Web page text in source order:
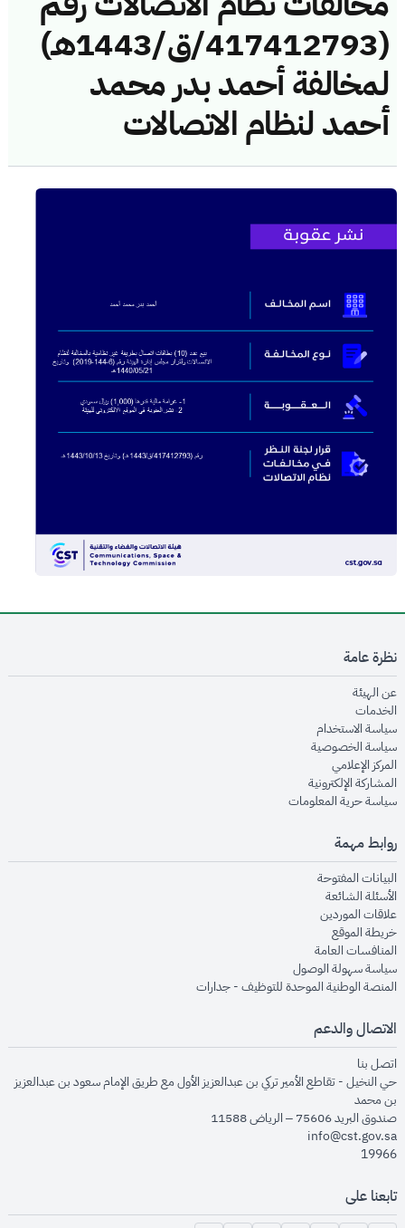
(417412793/ق/1443هـ)
لمخالفة أحمد بدر محمد
أحمد لنظام الاتصالات
نظرة عامة
عن الهيئةopens in new window
الخدماتopens in new window
سياسة الاستخدام
سياسة الخصوصيةopens in new window
المركز الإعلاميopens in new window
المشاركة الإلكترونيةopens in new window
سياسة حرية المعلوماتopens in new window
روابط مهمة
البيانات المفتوحةopens in new window
الأسئلة الشائعةopens in new window
علاقات الموردينopens in new window
خريطة الموقعopens in new window
المنافسات العامةopens in new window
سياسة سهولة الوصولopens in new window
المنصة الوطنية الموحدة للتوظيف - جداراتopens in new window
الاتصال والدعم
اتصل بنا
حي النخيل - تقاطع الأمير تركي بن عبدالعزيز الأول مع طريق الإمام سعود بن عبدالعزيز
بن محمد
صندوق البريد 75606 – الرياض 11588
info@cst.gov.sa
19966
تابعنا على